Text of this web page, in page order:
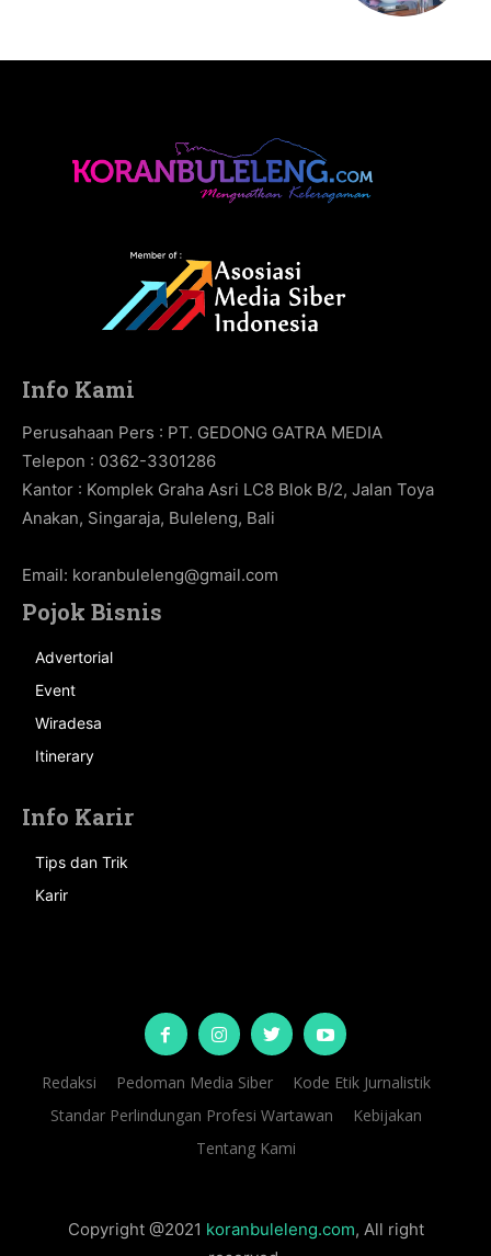
Info Kami
Perusahaan Pers : PT. GEDONG GATRA MEDIA
Telepon : 0362-3301286
Kantor : Komplek Graha Asri LC8 Blok B/2, Jalan Toya
Anakan, Singaraja, Buleleng, Bali
Email: koranbuleleng@gmail.com
Pojok Bisnis
Advertorial
Event
Wiradesa
Itinerary
Info Karir
Tips dan Trik
Karir
Redaksi Pedoman Media Siber
Kode Etik Jurnalistik
Standar Perlindungan Profesi Wartawan
Kebijakan
Tentang Kami
Copyright @2021 koranbuleleng.com, All right